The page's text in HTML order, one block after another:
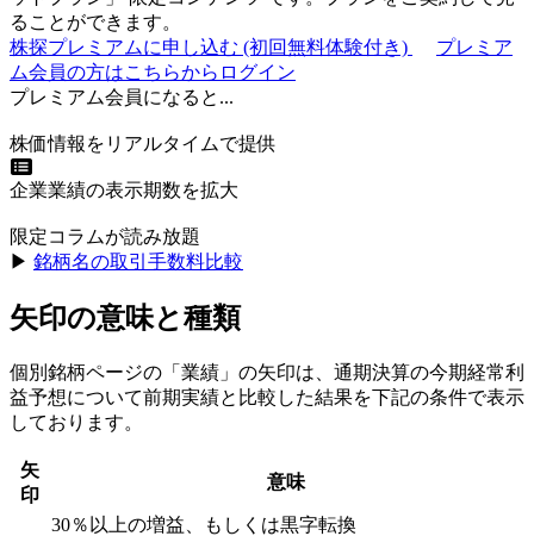
ることができます。
株探プレミアムに申し込む (初回無料体験付き)
プレミア
ム会員の方はこちらからログイン
プレミアム会員になると...
株価情報をリアルタイムで提供
企業業績の表示期数を拡大
限定コラムが読み放題
▶︎ 銘柄名の取引手数料比較
矢印の意味と種類
個別銘柄ページの「業績」の矢印は、通期決算の今期経常利
益予想について前期実績と比較した結果を下記の条件で表示
しております。
矢
印
意味
30％以上の増益、もしくは黒字転換